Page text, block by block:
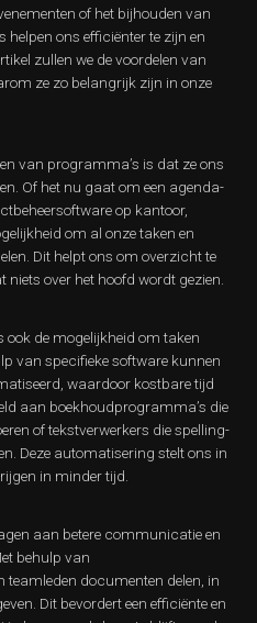
of het bijhouden van
helpen ons efficiënter te zijn en
zullen we de voordelen van
ze zo belangrijk zijn in onze
van programma’s is dat ze ons
Of het nu gaat om een agenda-
op kantoor,
om al onze taken en
Dit helpt ons om overzicht te
niets over het hoofd wordt gezien.
de mogelijkheid om taken
van specifieke software kunnen
waardoor kostbare tijd
aan boekhoudprogramma’s die
of tekstverwerkers die spelling-
Deze automatisering stelt ons in
in minder tijd.
aan betere communicatie en
behulp van
documenten delen, in
Dit bevordert een efficiënte en